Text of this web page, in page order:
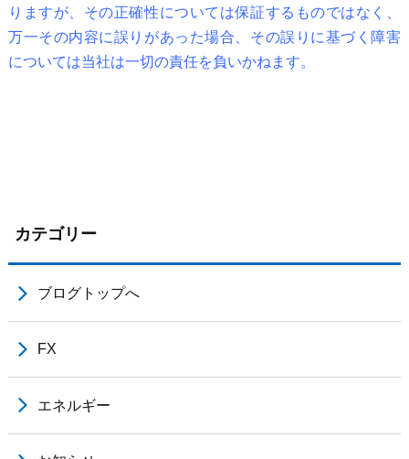
りますが、その正確性については保証するものではなく、
万一その内容に誤りがあった場合、その誤りに基づく障害
については当社は一切の責任を負いかねます。
カテゴリー
ブログトップへ
FX
エネルギー